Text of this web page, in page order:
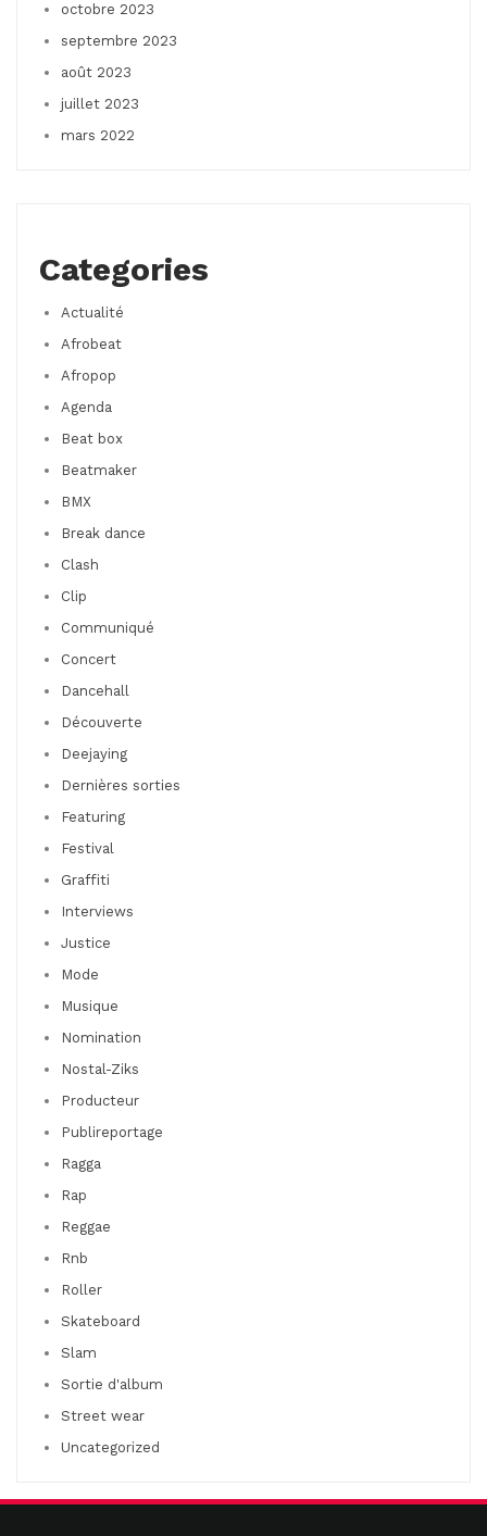
octobre 2023
septembre 2023
août 2023
juillet 2023
mars 2022
Categories
Actualité
Afrobeat
Afropop
Agenda
Beat box
Beatmaker
BMX
Break dance
Clash
Clip
Communiqué
Concert
Dancehall
Découverte
Deejaying
Dernières sorties
Featuring
Festival
Graffiti
Interviews
Justice
Mode
Musique
Nomination
Nostal-Ziks
Producteur
Publireportage
Ragga
Rap
Reggae
Rnb
Roller
Skateboard
Slam
Sortie d'album
Street wear
Uncategorized